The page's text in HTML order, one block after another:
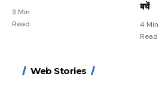
3 Min
Read
बचें
4 Min
Read
Web Stories
15 नवंबर से लागू होंगे
FASTag के ये नए नियम,
मोटापे को कम करने के लिए